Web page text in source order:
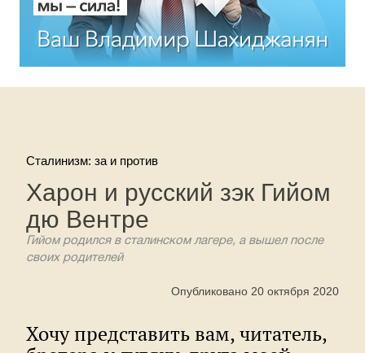
Сталинизм: за и против
Харон и русский зэк Гийом
дю Вентре
Гийом родился в сталинском лагере, а вышел после
своих родителей
Опубликовано 20 октября 2020
Хочу представить вам, читатель,